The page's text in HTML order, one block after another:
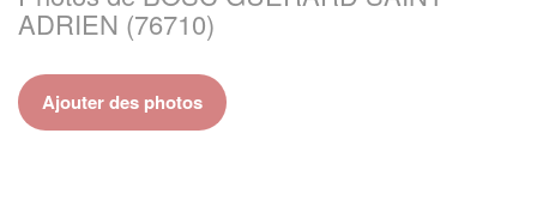
ADRIEN (76710)
Ajouter des photos